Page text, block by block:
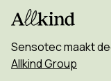
Sensotec maakt
Allkind Group